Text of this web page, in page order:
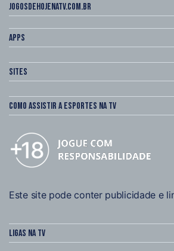
Jogosdehojenatv.com.br
Apps
Sites
Como assistir a esportes na TV
Este site pode conter publicidade e
Ligas na TV